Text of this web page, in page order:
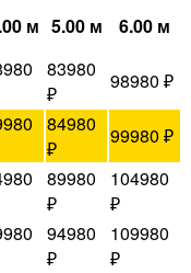
м 5.00 м 6.00 м
83980
₽
98980 ₽
84980
₽
99980 ₽
89980
₽
104980
₽
94980
₽
109980
₽